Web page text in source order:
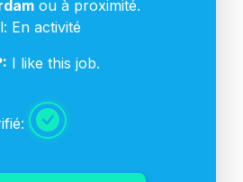
ou à proximité.
En activité
I like this job.